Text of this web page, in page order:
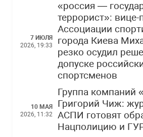
7 ИЮЛЯ
2026, 19:33
«россия —
террорист»: вице-
Ассоциации
города Киева
резко осудил
допуске
спортсменов
10 МАЯ
2026, 11:32
Группа компаний
Григорий Чиж:
АСПИ готовят
Нацполицию и